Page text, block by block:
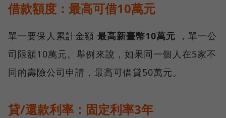
借款額度：最高可借10萬元
單一要保人累計金額 最高新臺幣10萬元 ，單一公
司限額10萬元。舉例來說，如果同一個人在5家不
同的壽險公司申請，最高可借貸50萬元。
貸/還款利率：固定利率3年